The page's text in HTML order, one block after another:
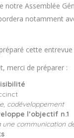
Assemblée
notamment
cette
merci de préparer :
codéveloppement
l’objectif n.1
une